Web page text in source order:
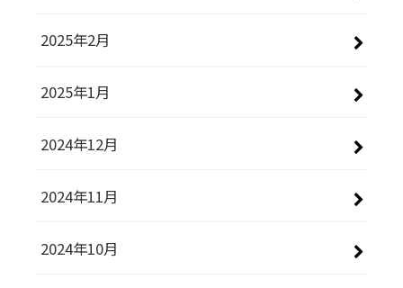
2025年2月
2025年1月
2024年12月
2024年11月
2024年10月